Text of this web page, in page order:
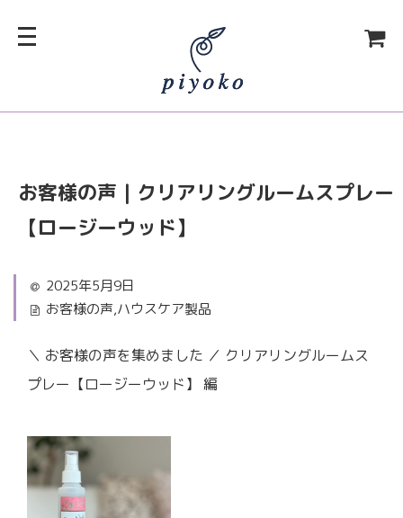
お客様の声｜クリアリングルームスプレー
【ロージーウッド】
2025年5月9日
お客様の声,ハウスケア製品
＼ お客様の声を集めました ／ クリアリングルームス
プレー【ロージーウッド】 編